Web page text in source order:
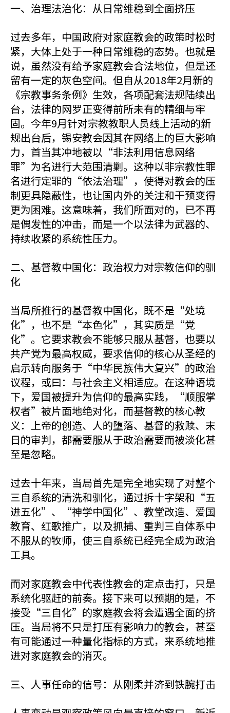
一、治理法治化：从日常维稳到全面挤压
过去多年，中国政府对家庭教会的政策时松时
紧，大体上处于一种日常维稳的态势。也就是
说，虽然没有给予家庭教会合法地位，但是还
留有一定的灰色空间。但自从2018年2月新的
《宗教事务条例》生效，各项配套法规陆续出
台，法律的网罗正变得前所未有的精细与牢
固。今年9月针对宗教教职人员线上活动的新
规出台后，锡安教会因其在网络上的巨大影响
力，首当其冲地被以“非法利用信息网络
罪”为名进行大范围清剿。这种以非宗教性罪
名进行定罪的“依法治理”，使得对教会的压
制更具隐蔽性，也让国内外的关注和干预变得
更为困难。这意味着，我们所面对的，已不再
是偶发性的冲击，而是一个以法律为武器的、
持续收紧的系统性压力。
二、基督教中国化：政治权力对宗教信仰的驯
化
当局所推行的基督教中国化，既不是“处境
化”，也不是“本色化”，其实质是“党
化”。它要求教会不能够只服从基督，也要以
共产党为最高权威，要求信仰的核心从圣经的
启示转向服务于“中华民族伟大复兴”的政治
议程，或曰：与社会主义相适应。在这种语境
下，爱国被提升为信仰的最高实践，“顺服掌
权者”被片面地绝对化，而基督教的核心教
义：上帝的创造、人的堕落、基督的救赎、末
日的审判，都需要服从于政治需要而被淡化甚
至是忽略。
过去十年来，当局首先是完全地实现了对整个
三自系统的清洗和驯化，通过拆十字架和“五
进五化”、“神学中国化”、教堂改造、爱国
教育、红歌推广，以及抓捕、重判三自体系中
不服从的牧师，使三自系统已经完全成为政治
工具。
而对家庭教会中代表性教会的定点击打，只是
系统化驱赶的前奏。接下来可以预期的是，不
接受“三自化”的家庭教会将会遭遇全面的挤
压。当局将不只是打压有影响力的教会，甚至
有可能通过一种量化指标的方式，来系统地推
进对家庭教会的消灭。
三、人事任命的信号：从刚柔并济到铁腕打击